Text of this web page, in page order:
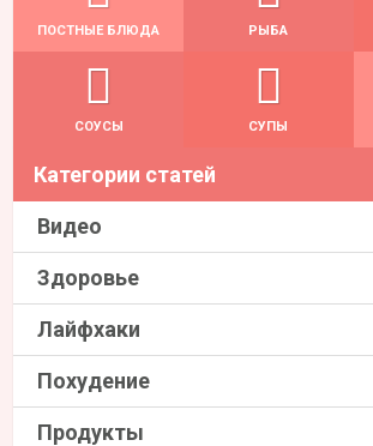
ПОСТНЫЕ БЛЮДА РЫБА
СОУСЫ СУПЫ
Категории статей
Видео
Здоровье
Лайфхаки
Похудение
Продукты